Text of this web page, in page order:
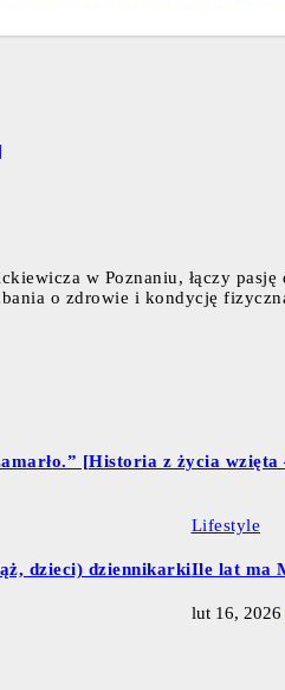
w Poznaniu, łączy
o zdrowie i kondycję
[Historia z życia
dzieci) dziennikarki
Lifestyle
Ile lat ma
lut 16, 2026